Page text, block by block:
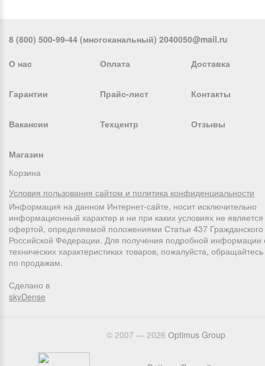
8 (800) 500-99-44 (многоканальный) 2040050@mail.ru
О нас Оплата Доставка
Гарантии Прайс-лист Контакты
Вакансии Техцентр Отзывы
Магазин
Корзина
Условия пользования сайтом и политика конфиденциальности
Информация на данном Интернет-сайте, носит исключительно
информационный характер и ни при каких условиях не
офертой, определяемой положениями Статьи 437 Гражданского
Российской Федерации. Для получения подробной информации
технических характеристиках товаров, пожалуйста,
по продажам.
Сделано в
skyDense
© 2007 — 2026 Оptimus Group